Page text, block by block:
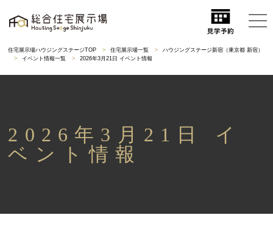
住宅展示場ハウジングステージTOP 住宅展示場一覧
ハウジングステージ新宿（東京都 新宿）
イベント情報一覧
2026年3月21日 イベント情報
2026年3月21日 イ
ベント情報